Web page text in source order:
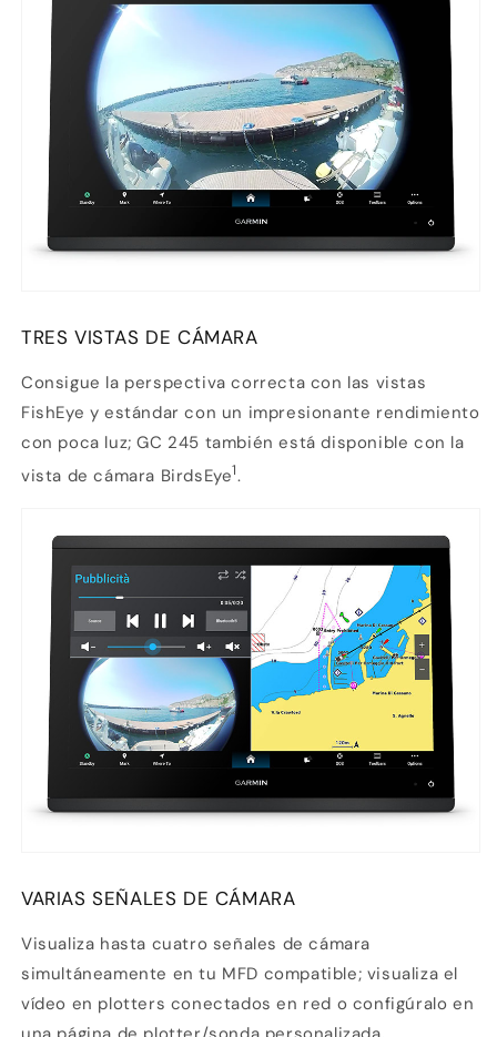
TRES VISTAS DE CÁMARA
Consigue la perspectiva correcta con las vistas
FishEye y estándar con un impresionante rendimiento
con poca luz; GC 245 también está disponible con la
vista de cámara BirdsEye1.
VARIAS SEÑALES DE CÁMARA
Visualiza hasta cuatro señales de cámara
simultáneamente en tu MFD compatible; visualiza el
vídeo en plotters conectados en red o configúralo en